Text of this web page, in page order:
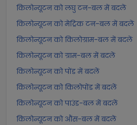
किलोन्यूटन को लघु टन-बल में बदलें
किलोन्यूटन को मेट्रिक टन-बल में बदलें
किलोन्यूटन को किलोग्राम-बल में बदलें
किलोन्यूटन को ग्राम-बल में बदलें
किलोन्यूटन को पोंड में बदलें
किलोन्यूटन को किलोपोंड में बदलें
किलोन्यूटन को पाउंड-बल में बदलें
किलोन्यूटन को औंस-बल में बदलें